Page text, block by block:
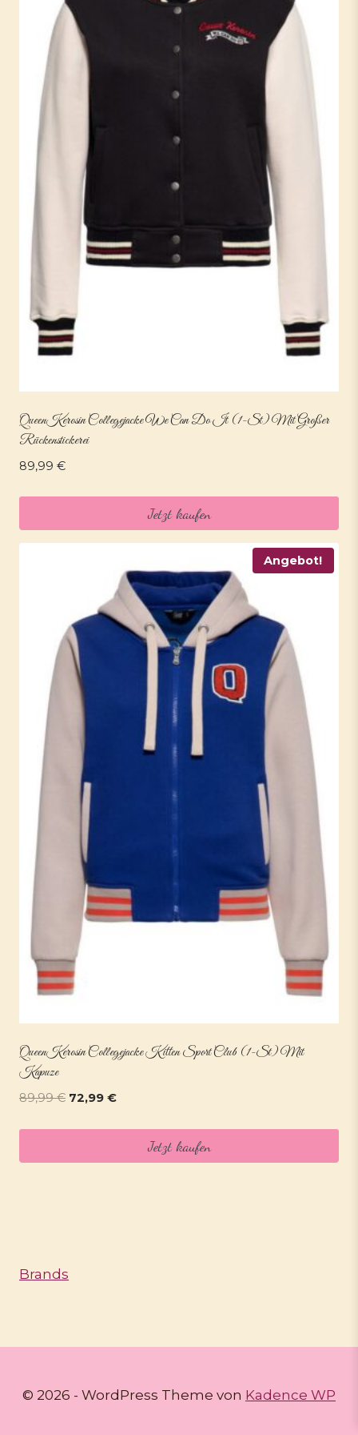
QueenKerosin Collegejacke We Can Do It (1-St) Mit Großer
Rückenstickerei
89,99 €
Jetzt kaufen
Angebot!
QueenKerosin Collegejacke Kitten Sport Club (1-St) Mit
Kapuze
89,99€ Ursprünglicher
72,99 €Aktueller
72,99 €.Jetzt kaufen
Brands
© 2026 - WordPress Theme von Kadence WP